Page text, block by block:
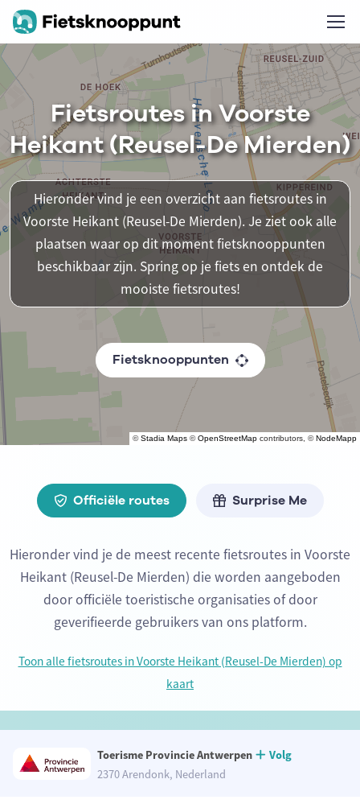
©Stadia Maps ©OpenStreetMap contributors, ©NodeMapp
Fietsroutes in Voorste
Heikant (Reusel-De Mierden)
Hieronder vind je een overzicht aan fietsroutes in
Voorste Heikant (Reusel-De Mierden). Je ziet ook alle
plaatsen waar op dit moment fietsknooppunten
beschikbaar zijn. Spring op je fiets en ontdek de
mooiste fietsroutes!
Fietsknooppunten
Officiële routes Surprise Me
Hieronder vind je de meest recente fietsroutes in Voorste
Heikant (Reusel-De Mierden) die worden aangeboden
door officiële toeristische organisaties of door
geverifieerde gebruikers van ons platform.
Toon alle fietsroutes in Voorste Heikant (Reusel-De Mierden) op
kaart
Toerisme Provincie Antwerpen
Volg
2370 Arendonk, Nederland